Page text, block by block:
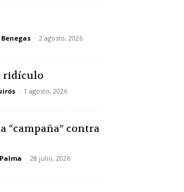
- 2 agosto, 2026
ridículo
- 1 agosto, 2026
“campaña” contra
- 28 julio, 2026